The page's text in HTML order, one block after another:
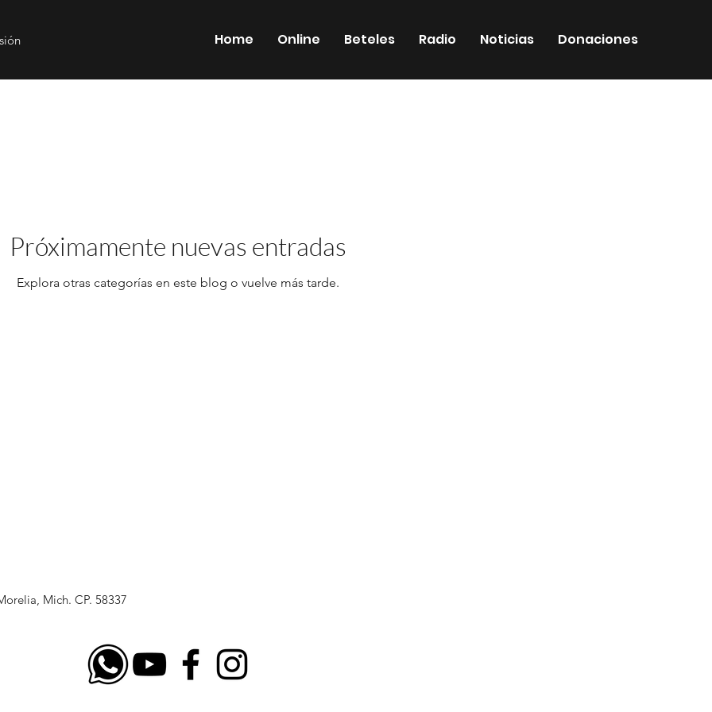
Home Online Beteles Radio Noticias Donaciones
Próximamente nuevas entradas
Explora otras categorías en este blog o vuelve más tarde.
Mich. CP. 58337